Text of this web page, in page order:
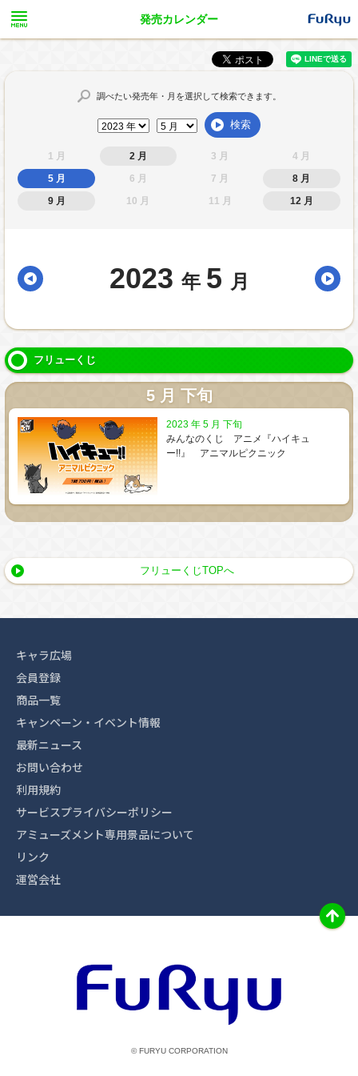
発売カレンダー
調べたい発売年・月を選択して検索できます。
検索
1 月 2 月 3 月
4 月
5 月
6 月 7 月
8 月
9 月
10 月 11 月 12 月
2023 年 5 月
フリューくじ
5 月 下旬
2023 年 5 月 下旬
みんなのくじ アニメ『ハイキュ
ー!!』 アニマルピクニック
フリューくじTOPへ
キャラ広場
会員登録
商品一覧
キャンペーン・イベント情報
最新ニュース
お問い合わせ
利用規約
サービスプライバシーポリシー
アミューズメント専用景品について
リンク
運営会社
© FURYU CORPORATION